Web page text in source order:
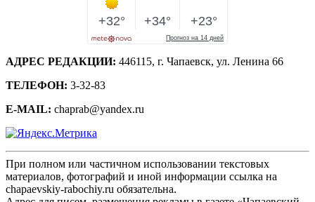
АДРЕС РЕДАКЦИИ: 446115, г. Чапаевск, ул. Ленина 66
ТЕЛЕФОН: 3-32-83
E-MAIL: chaprab@yandex.ru
При полном или частичном использовании текстовых
материалов, фотографий и иной информации ссылка на
chapaevskiy-rabochiy.ru обязательна.